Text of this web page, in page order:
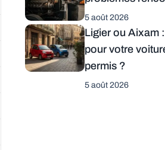
5 août 2026
Ligier ou Aixam
pour votre
permis ?
5 août 2026